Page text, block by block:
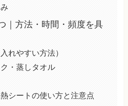
｜方法・時間・頻度を具
れやすい方法）
・蒸しタオル
シートの使い方と注意点